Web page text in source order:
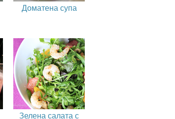
Доматена супа
Зелена салата с